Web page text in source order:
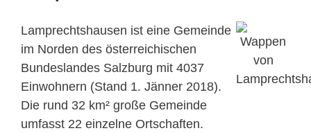
Lamprechtshausen ist eine Gemeinde
im Norden des österreichischen
Bundeslandes Salzburg mit 4037
Einwohnern (Stand 1. Jänner 2018).
Die rund 32 km² große Gemeinde
umfasst 22 einzelne Ortschaften.